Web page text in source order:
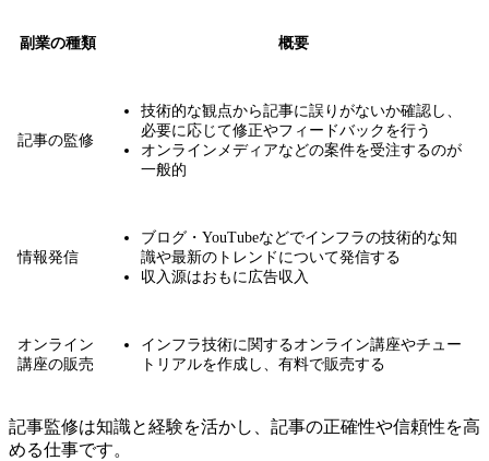
副業の種類 概要
記事の監修
技術的な観点から記事に誤りがないか確認し、
必要に応じて修正やフィードバックを行う
オンラインメディアなどの案件を受注するのが
一般的
情報発信
ブログ・YouTubeなどでインフラの技術的な知
識や最新のトレンドについて発信する
収入源はおもに広告収入
オンライン
講座の販売
インフラ技術に関するオンライン講座やチュー
トリアルを作成し、有料で販売する
記事監修は知識と経験を活かし、記事の正確性や信頼性を高
める仕事です。